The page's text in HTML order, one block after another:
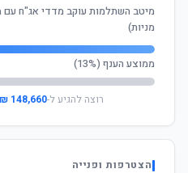
מניות)
ממוצע הענף (13%)
רוצה להגיע ל-148,660 ₪
הצטרפות ופנייה